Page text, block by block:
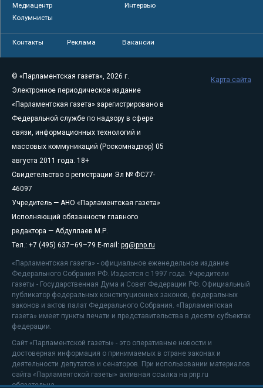
Медиацентр
Интервью
Колумнисты
Контакты Реклама Вакансии
© «Парламентская газета», 2026 г.
Электронное периодическое издание
«Парламентская газета» зарегистрировано в
Федеральной службе по надзору в сфере
связи, информационных технологий и
массовых коммуникаций (Роскомнадзор) 05
августа 2011 года. 18+
Свидетельство о регистрации Эл № ФС77-
46097
Учредитель — АНО «Парламентская газета»
Исполняющий обязанности главного
редактора — Абдуллаев М.Р.
Тел.: +7 (495) 637–69–79 E-mail: pg@pnp.ru
«Парламентская газета» - официальное еженедельное издание
Федерального Собрания РФ. Издается с 1997 года. Учредители
газеты - Государственная Дума и Совет Федерации РФ. Официальный
публикатор федеральных конституционных законов, федеральных
законов и актов палат Федерального Собрания. «Парламентская
газета» имеет пункты печати и представительства в десяти субъектах
федерации.
Сайт «Парламентской газеты» - это оперативные новости и
достоверная информация о принимаемых в стране законах и
деятельности депутатов и сенаторов. При использовании материалов
сайта «Парламентской газеты» активная ссылка на pnp.ru
обязательна.
Карта сайта